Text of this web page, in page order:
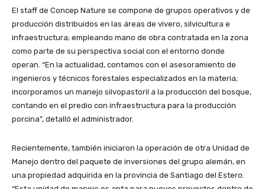
El staff de Concep Nature se compone de grupos operativos y de
producción distribuidos en las áreas de vivero, silvicultura e
infraestructura; empleando mano de obra contratada en la zona
como parte de su perspectiva social con el entorno donde
operan. “En la actualidad, contamos con el asesoramiento de
ingenieros y técnicos forestales especializados en la materia;
incorporamos un manejo silvopastoril a la producción del bosque,
contando en el predio con infraestructura para la producción
porcina”, detalló el administrador.
Recientemente, también iniciaron la operación de otra Unidad de
Manejo dentro del paquete de inversiones del grupo alemán, en
una propiedad adquirida en la provincia de Santiago del Estero.